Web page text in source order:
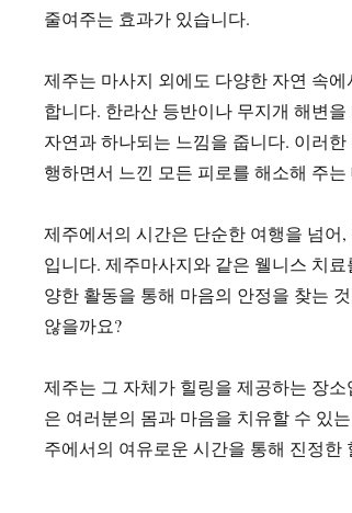
줄여주는 효과가 있습니다.
제주는 마사지 외에도 다양한 자연 속
합니다. 한라산 등반이나 무지개 해변
자연과 하나되는 느낌을 줍니다. 이러
행하면서 느낀 모든 피로를 해소해 주
제주에서의 시간은 단순한 여행을 넘어
입니다. 제주마사지와 같은 웰니스 치
양한 활동을 통해 마음의 안정을 찾는
않을까요?
제주는 그 자체가 힐링을 제공하는 장
은 여러분의 몸과 마음을 치유할 수 있
주에서의 여유로운 시간을 통해 진정한